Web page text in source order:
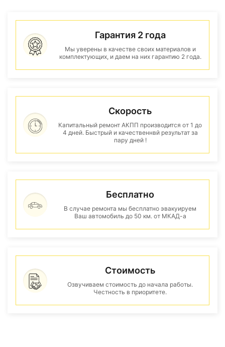
Гарантия 2 года
Мы уверены в качестве своих материалов и
комплектующих, и даем на них гарантию 2 года.
Скорость
Капитальный ремонт АКПП производится от 1 до
4 дней. Быстрый и качественнвй результат за
пару дней !
Бесплатно
В случае ремонта мы бесплатно эвакуируем
Ваш автомобиль до 50 км. от МКАД-а
Стоимость
Озвучиваем стоимость до начала работы.
Честность в приоритете.